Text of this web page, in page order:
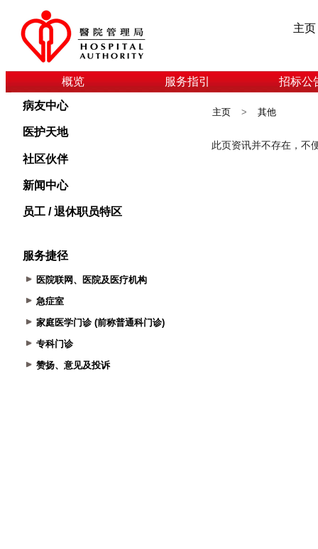
主页
概览 服务指引 招标公
病友中心
医护天地
社区伙伴
新闻中心
员工 / 退休职员特区
服务捷径
医院联网、医院及医疗机构
急症室
家庭医学门诊 (前称普通科门诊)
专科门诊
赞扬、意见及投诉
主页 > 其他